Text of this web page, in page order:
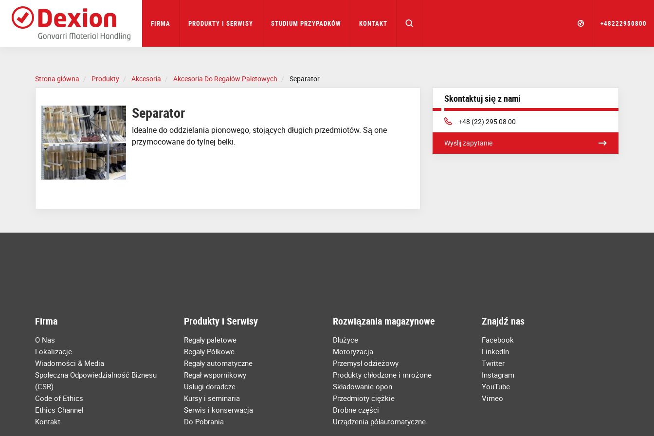
main
FIRMA PRODUKTY I SERWISY STUDIUM PRZYPADKÓW KONTAKT +48222950800
Strona główna Produkty Akcesoria Akcesoria Do Regałów Paletowych Separator
Separator
Idealne do oddzielania pionowego, stojących długich przedmiotów. Są one
przymocowane do tylnej belki.
Skontaktuj się z nami
Phone:
+48 (22) 295 08 00
Wyślij zapytanie
Firma
O Nas
Lokalizacje
Wiadomości & Media
Społeczna Odpowiedzialność Biznesu
(CSR)
Code of Ethics
Ethics Channel
Kontakt
Produkty i Serwisy
Regały paletowe
Regały Półkowe
Regały automatyczne
Regał wspornikowy
Usługi doradcze
Kursy i seminaria
Serwis i konserwacja
Do Pobrania
Rozwiązania magazynowe
Dłużyce
Motoryzacja
Przemysł odzieżowy
Produkty chłodzone i mrożone
Składowanie opon
Przedmioty ciężkie
Drobne części
Urządzenia półautomatyczne
Znajdź nas
Facebook
LinkedIn
Twitter
Instagram
YouTube
Vimeo